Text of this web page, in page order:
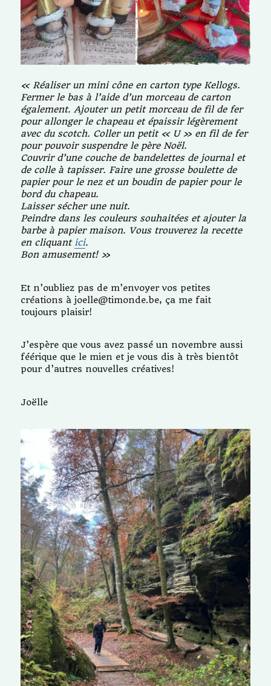
« Réaliser un mini cône en carton type Kellogs.
Fermer le bas à l’aide d’un morceau de carton
également. Ajouter un petit morceau de fil de fer
pour allonger le chapeau et épaissir légèrement
avec du scotch. Coller un petit « U » en fil de fer
pour pouvoir suspendre le père Noël.
Couvrir d’une couche de bandelettes de journal et
de colle à tapisser. Faire une grosse boulette de
papier pour le nez et un boudin de papier pour le
bord du chapeau.
Laisser sécher une nuit.
Peindre dans les couleurs souhaitées et ajouter la
barbe à papier maison. Vous trouverez la recette
en cliquant ici.
Bon amusement! »
Et n’oubliez pas de m’envoyer vos petites
créations à joelle@timonde.be, ça me fait
toujours plaisir!
J’espère que vous avez passé un novembre aussi
féérique que le mien et je vous dis à très bientôt
pour d’autres nouvelles créatives!
Joëlle